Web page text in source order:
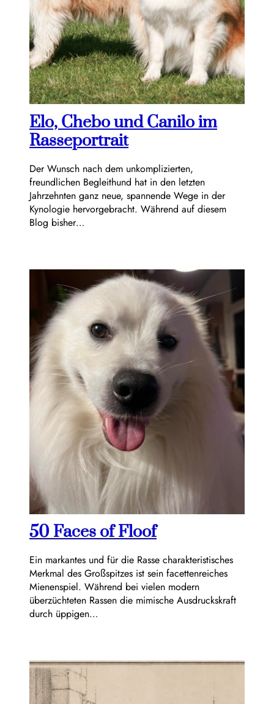
Elo, Chebo und Canilo im
Rasseportrait
Der Wunsch nach dem unkomplizierten,
freundlichen Begleithund hat in den letzten
Jahrzehnten ganz neue, spannende Wege in der
Kynologie hervorgebracht. Während auf diesem
Blog bisher…
50 Faces of Floof
Ein markantes und für die Rasse charakteristisches
Merkmal des Großspitzes ist sein facettenreiches
Mienenspiel. Während bei vielen modern
überzüchteten Rassen die mimische Ausdruckskraft
durch üppigen…